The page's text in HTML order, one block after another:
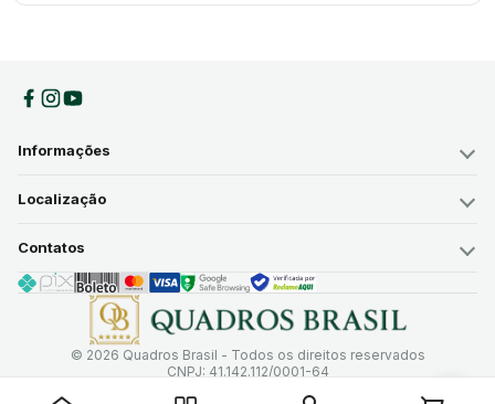
Informações
Localização
Contatos
© 2026 Quadros Brasil - Todos os direitos reservados
CNPJ: 41.142.112/0001-64